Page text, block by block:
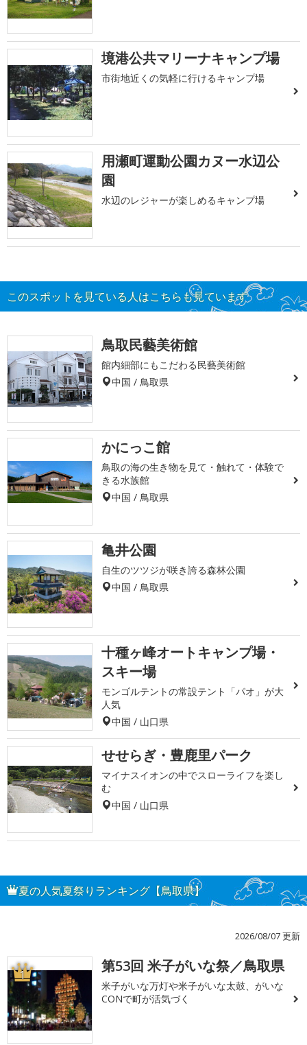
境港公共マリーナキャンプ場
市街地近くの気軽に行けるキャンプ場
用瀬町運動公園カヌー水辺公
園
水辺のレジャーが楽しめるキャンプ場
このスポットを見ている人はこちらも見ています
鳥取民藝美術館
館内細部にもこだわる民藝美術館
中国 / 鳥取県
かにっこ館
鳥取の海の生き物を見て・触れて・体験で
きる水族館
中国 / 鳥取県
亀井公園
自生のツツジが咲き誇る森林公園
中国 / 鳥取県
十種ヶ峰オートキャンプ場・
スキー場
モンゴルテントの常設テント「パオ」が大
人気
中国 / 山口県
せせらぎ・豊鹿里パーク
マイナスイオンの中でスローライフを楽し
む
中国 / 山口県
夏の人気夏祭りランキング【鳥取県】
2026/08/07 更新
1 第53回 米子がいな祭／鳥取県
米子がいな万灯や米子がいな太鼓、がいな
CONで町が活気づく